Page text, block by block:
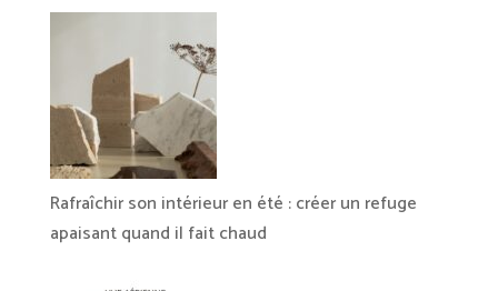
Rafraîchir son intérieur en été : créer un refuge
apaisant quand il fait chaud